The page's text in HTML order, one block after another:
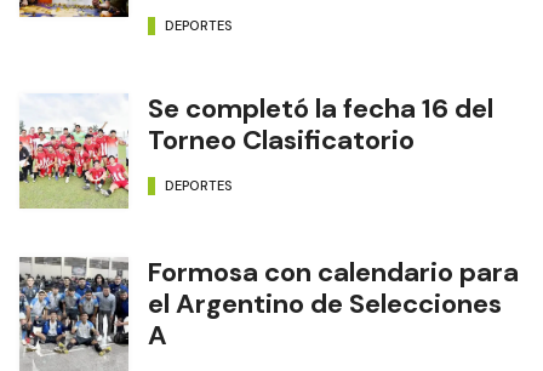
DEPORTES
Se completó la fecha 16 del
Torneo Clasificatorio
DEPORTES
Formosa con calendario para
el Argentino de Selecciones
A